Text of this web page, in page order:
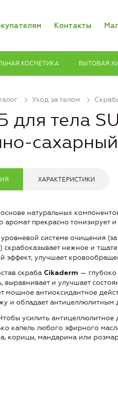
Контакты
КОСМЕТИКА БЫТОВАЯ
Уход за телом
для тела
сахарный
ХАРАКТЕРИСТИКИ
натуральных
аромат прекрасно тонизирует
системе очищения
) скрабоказывает нежное и
эффект, улучшает
скраба Cikaderm — глубоко
выравнивает и улучшает
мощное антиоксидантное
и обладает антицеллюлитным
усилить
капель любого эфирного
корицы, мандарина или